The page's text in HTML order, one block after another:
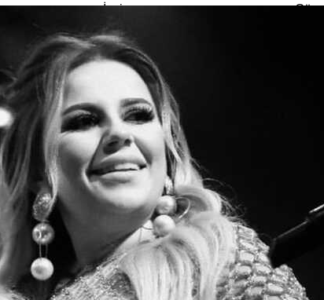
İnci
Kolye
Choker
Kolye
Gümüş
Kolye
Yonca
Kolye
Göz
Kategoriler Diğer Aksesuarlar Kemer